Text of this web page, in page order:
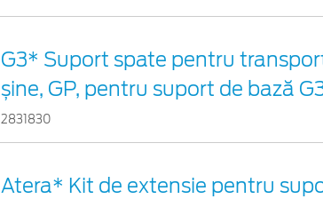
G3* Suport spate pentru
șine, GP, pentru suport de bază
2831830
Atera* Kit de extensie pentru